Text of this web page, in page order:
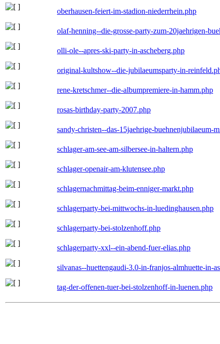
oberhausen-feiert-im-stadion-niederrhein.php
olaf-henning--die-grosse-party-zum-20jaehrigen-
olli-ole--apres-ski-party-in-ascheberg.php
original-kultshow--die-jubilaeumsparty-in-
rene-kretschmer--die-albumpremiere-in-hamm.php
rosas-birthday-party-2007.php
sandy-christen--das-15jaehrige-buehnenjubilaeum-
schlager-am-see-am-silbersee-in-haltern.php
schlager-openair-am-klutensee.php
schlagernachmittag-beim-enniger-markt.php
schlagerparty-bei-mittwochs-in-luedinghausen.php
schlagerparty-bei-stolzenhoff.php
schlagerparty-xxl--ein-abend-fuer-elias.php
silvanas--huettengaudi-3.0-in-franjos-almhuette-in-
tag-der-offenen-tuer-bei-stolzenhoff-in-luenen.php